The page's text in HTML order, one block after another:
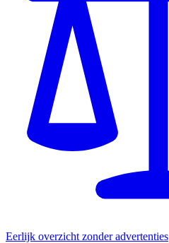
Eerlijk overzicht zonder advertenties